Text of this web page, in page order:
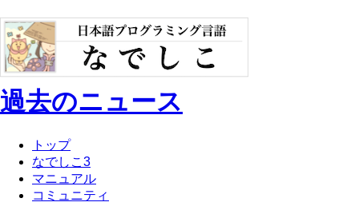
過去のニュース
トップ
なでしこ3
マニュアル
コミュニティ